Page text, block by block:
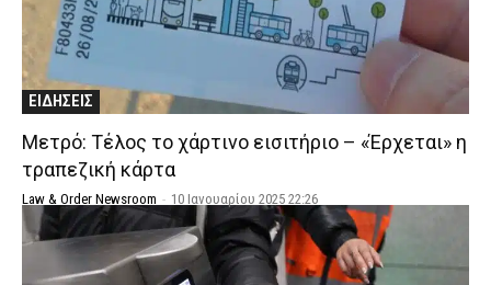
ΕΙΔΗΣΕΙΣ
Μετρό: Τέλος το χάρτινο εισιτήριο – «Έρχεται» η
τραπεζική κάρτα
Law & Order Newsroom - 10 Ιανουαρίου 2025 22:26